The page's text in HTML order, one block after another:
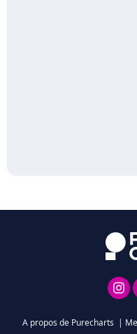
A propos de Purecharts |